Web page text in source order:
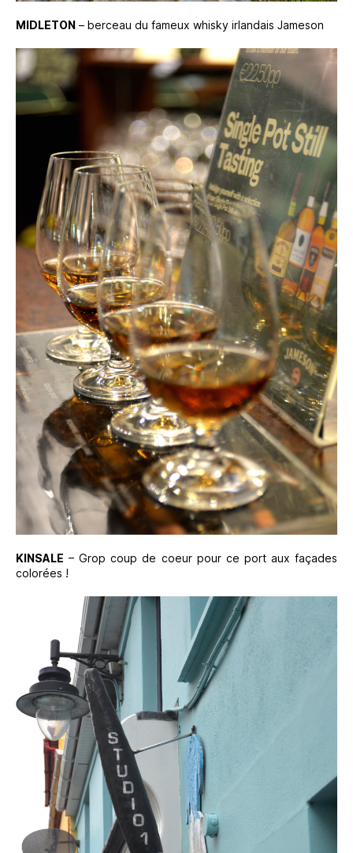
MIDLETON – berceau du fameux whisky irlandais Jameson
KINSALE – Grop coup de coeur pour ce port aux façades
colorées !